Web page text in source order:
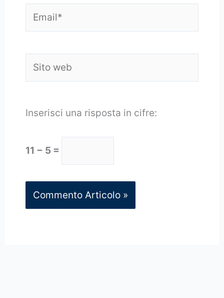
web
Inserisci una risposta in cifre:
11 − 5 =